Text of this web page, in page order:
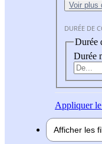
Voir plus
DURÉE DE
Durée
Durée
Appliquerle
Afficher les